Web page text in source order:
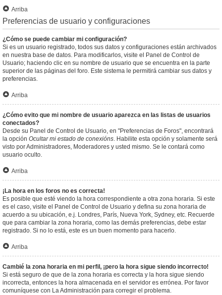
Arriba
Preferencias de usuario y configuraciones
¿Cómo se puede cambiar mi configuración?
Si es un usuario registrado, todos sus datos y configuraciones están archivados
en nuestra base de datos. Para modificarlos, visite el Panel de Control de
Usuario; haciendo clic en su nombre de usuario que se encuentra en la parte
superior de las páginas del foro. Este sistema le permitirá cambiar sus datos y
preferencias.
Arriba
¿Cómo evito que mi nombre de usuario aparezca en las listas de usuarios
conectados?
Desde su Panel de Control de Usuario, en "Preferencias de Foros", encontrará
la opción Ocultar mi estado de conexións. Habilite esta opción y solamente será
visto por Administradores, Moderadores y usted mismo. Se le contará como
usuario oculto.
Arriba
¡La hora en los foros no es correcta!
Es posible que esté viendo la hora correspondiente a otra zona horaria. Si este
es el caso, visite el Panel de Control de Usuario y defina su zona horaria de
acuerdo a su ubicación, e.j. Londres, París, Nueva York, Sydney, etc. Recuerde
que para cambiar la zona horaria, como las demás preferencias, debe estar
registrado. Si no lo está, este es un buen momento para hacerlo.
Arriba
Cambié la zona horaria en mi perfil, ¡pero la hora sigue siendo incorrecto!
Si está seguro de que de la zona horaria es correcta y la hora sigue siendo
incorrecta, entonces la hora almacenada en el servidor es errónea. Por favor
comuníquese con La Administración para corregir el problema.